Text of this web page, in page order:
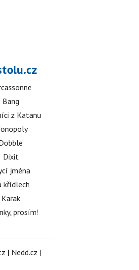
Bang
z Katanu
Dixit
jména
křídlech
Karak
prosím!
| Nedd.cz |